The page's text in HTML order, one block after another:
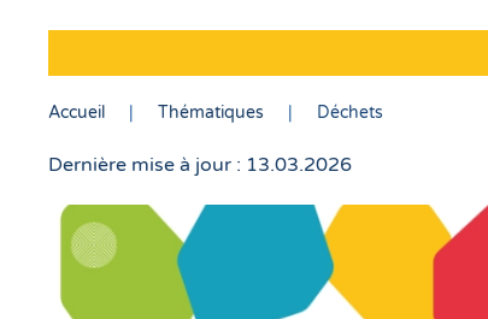
Accueil Thématiques Déchets
Dernière mise à jour : 13.03.2026